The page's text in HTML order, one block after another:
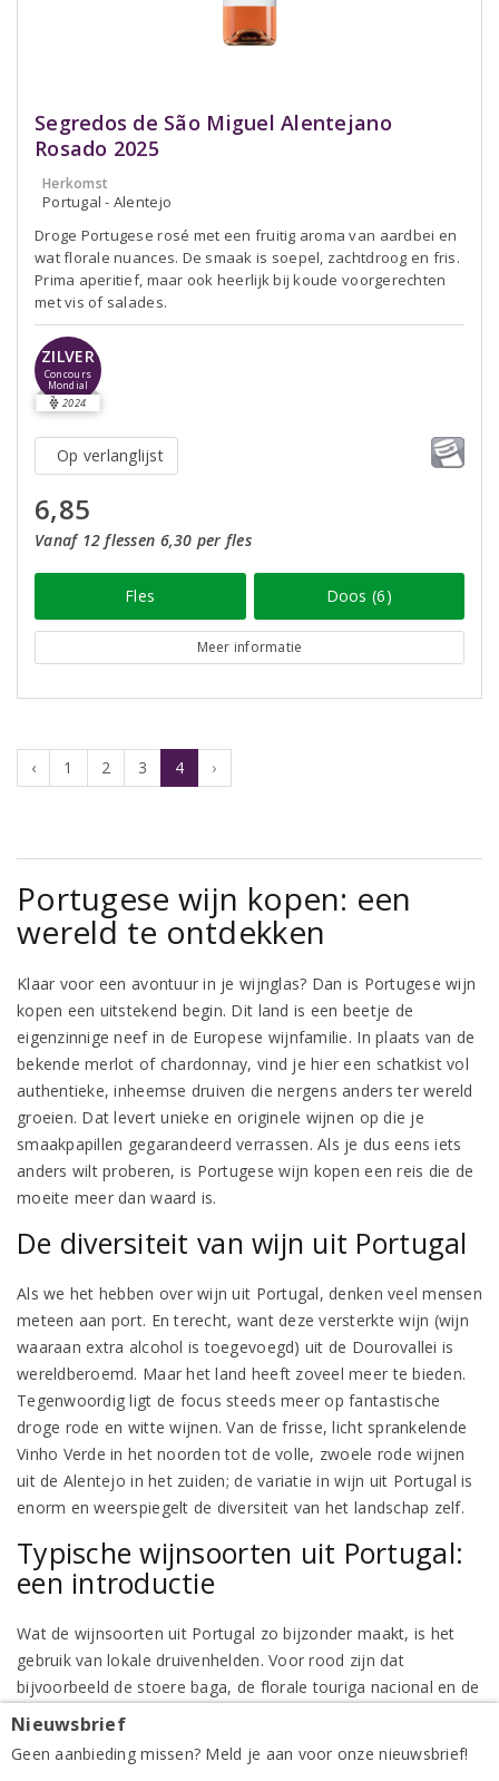
Segredos de São Miguel Alentejano
Rosado 2025
Herkomst
Portugal - Alentejo
Droge Portugese rosé met een fruitig aroma van aardbei en
wat florale nuances. De smaak is soepel, zachtdroog en fris.
Prima aperitief, maar ook heerlijk bij koude voorgerechten
met vis of salades.
ZILVER
Concours
Mondial
2024
Op verlanglijst
6,85
Vanaf 12 flessen 6,30 per fles
Fles Doos (6)
Meer informatie
‹ 1 2 3 4 ›
Portugese wijn kopen: een
wereld te ontdekken
Klaar voor een avontuur in je wijnglas? Dan is Portugese wijn
kopen een uitstekend begin. Dit land is een beetje de
eigenzinnige neef in de Europese wijnfamilie. In plaats van de
bekende merlot of chardonnay, vind je hier een schatkist vol
authentieke, inheemse druiven die nergens anders ter wereld
groeien. Dat levert unieke en originele wijnen op die je
smaakpapillen gegarandeerd verrassen. Als je dus eens iets
anders wilt proberen, is Portugese wijn kopen een reis die de
moeite meer dan waard is.
De diversiteit van wijn uit Portugal
Als we het hebben over wijn uit Portugal, denken veel mensen
meteen aan port. En terecht, want deze versterkte wijn (wijn
waaraan extra alcohol is toegevoegd) uit de Dourovallei is
wereldberoemd. Maar het land heeft zoveel meer te bieden.
Tegenwoordig ligt de focus steeds meer op fantastische
droge rode en witte wijnen. Van de frisse, licht sprankelende
Vinho Verde in het noorden tot de volle, zwoele rode wijnen
uit de Alentejo in het zuiden; de variatie in wijn uit Portugal is
enorm en weerspiegelt de diversiteit van het landschap zelf.
Typische wijnsoorten uit Portugal:
een introductie
Wat de wijnsoorten uit Portugal zo bijzonder maakt, is het
gebruik van lokale druivenhelden. Voor rood zijn dat
bijvoorbeeld de stoere baga, de florale touriga nacional en de
fruitige castelão. Bij wit moet je denken aan de aromatische
zijn ook meesters in het blenden: vaak worden er drie, vier of
Nieuwsbrief
Geen aanbieding missen? Meld je aan voor onze nieuwsbrief!